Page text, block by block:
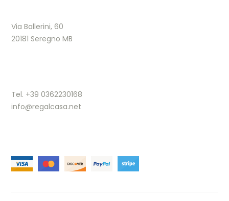
Via Ballerini, 60
20181 Seregno MB
Tel. +39 0362230168
info@regalcasa.net